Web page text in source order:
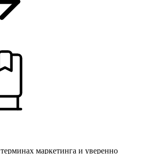
маркетинга и уверенно